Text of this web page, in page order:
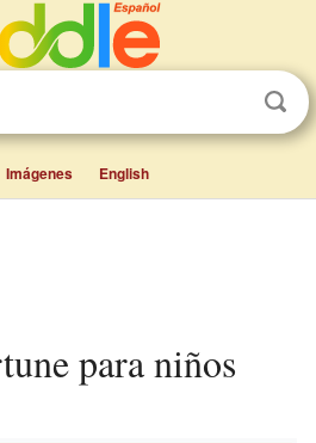
Imágenes English
para niños